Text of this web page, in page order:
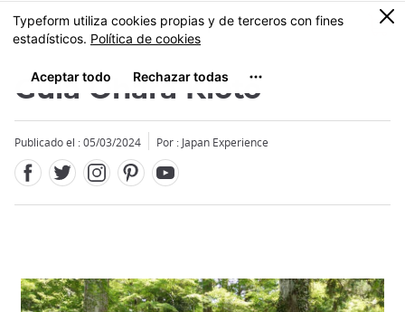
Tamaño
MENU
0
Guía Ohara Kioto
Publicado el : 05/03/2024 Por : Japan Experience